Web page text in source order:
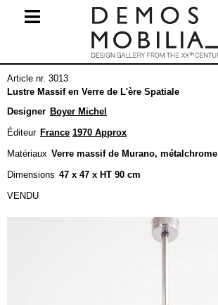
Navigation
Article nr. 3013
Lustre Massif en Verre de L'ère Spatiale
Designer Boyer Michel
Éditeur France 1970 Approx
Matériaux Verre massif de Murano, métalchrome
Dimensions 47 x 47 x HT 90 cm
VENDU